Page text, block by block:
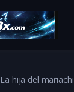
La hija del mariachi